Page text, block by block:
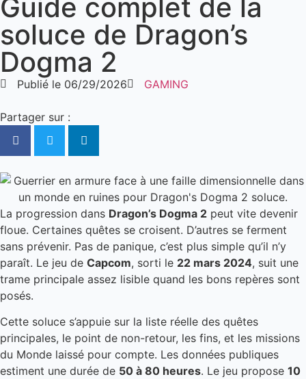
Guide complet de la
soluce de Dragon’s
Dogma 2
Publié le 06/29/2026 GAMING
Partager sur :
La progression dans Dragon’s Dogma 2 peut vite devenir
floue. Certaines quêtes se croisent. D’autres se ferment
sans prévenir. Pas de panique, c’est plus simple qu’il n’y
paraît. Le jeu de Capcom, sorti le 22 mars 2024, suit une
trame principale assez lisible quand les bons repères sont
posés.
Cette soluce s’appuie sur la liste réelle des quêtes
principales, le point de non-retour, les fins, et les missions
du Monde laissé pour compte. Les données publiques
estiment une durée de 50 à 80 heures. Le jeu propose 10